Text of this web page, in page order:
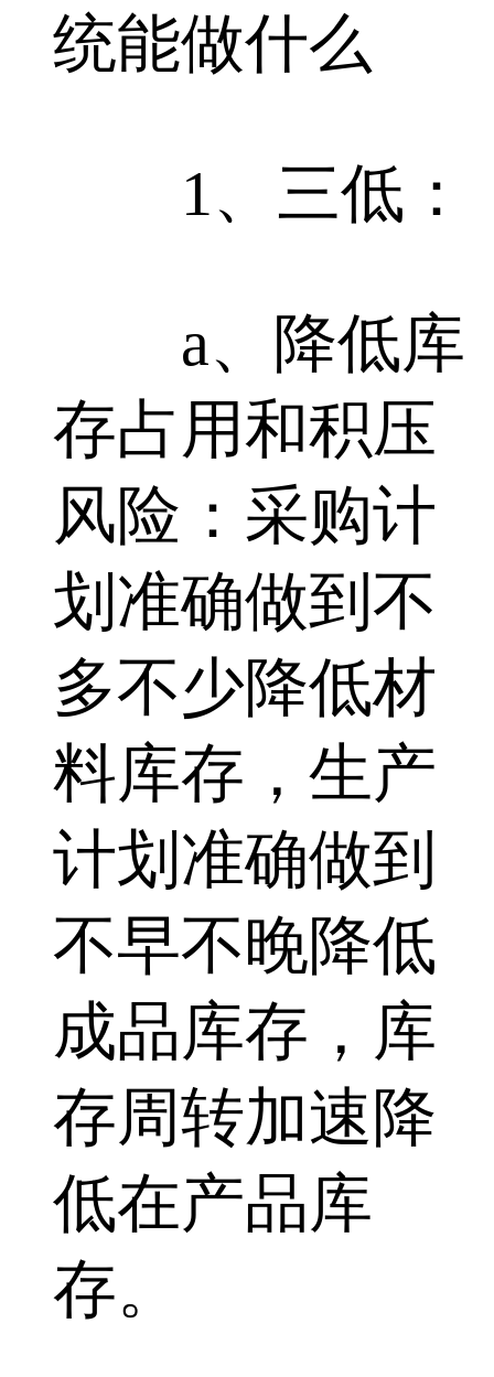
统能做什么
1、三低：
a、降低库
存占用和积压
风险：采购计
划准确做到不
多不少降低材
料库存，生产
计划准确做到
不早不晚降低
成品库存，库
存周转加速降
低在产品库
存。